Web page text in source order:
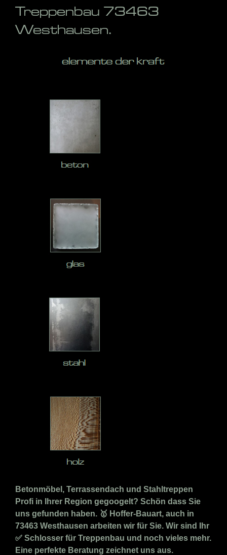
Treppenbau 73463
Westhausen.
Betonmöbel, Terrassendach und Stahltreppen
Profi in Ihrer Region gegoogelt? Schön dass Sie
uns gefunden haben. 🥇 Hoffer-Bauart, auch in
73463 Westhausen arbeiten wir für Sie. Wir sind Ihr
✅ Schlosser für Treppenbau und noch vieles mehr.
Eine perfekte Beratung zeichnet uns aus.